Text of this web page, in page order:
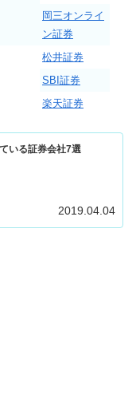
岡三オンライ
ン証券
松井証券
SBI証券
楽天証券
いる証券会社7選
2019.04.04